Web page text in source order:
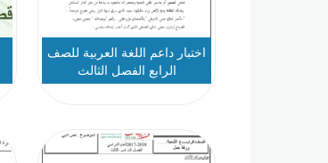
اختبار داعم اللغة العربية للصف
الرابع الفصل الثالث